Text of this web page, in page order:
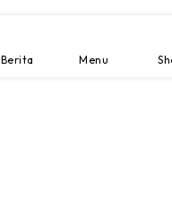
Berita Menu